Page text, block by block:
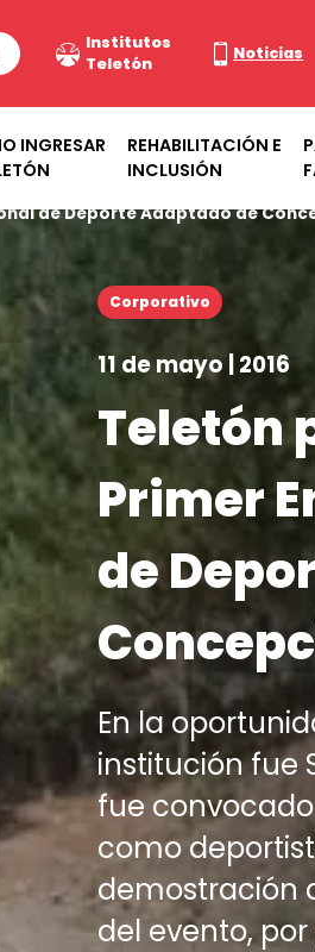
Institutos
Teletón
Noticias
INGRESAR
REHABILITACIÓN E
INCLUSIÓN
de Deporte Adaptado de
Corporativo
11 de mayo | 2016
Teletón
Primer
de
En la
institución fue
fue
como
demostración
del evento,